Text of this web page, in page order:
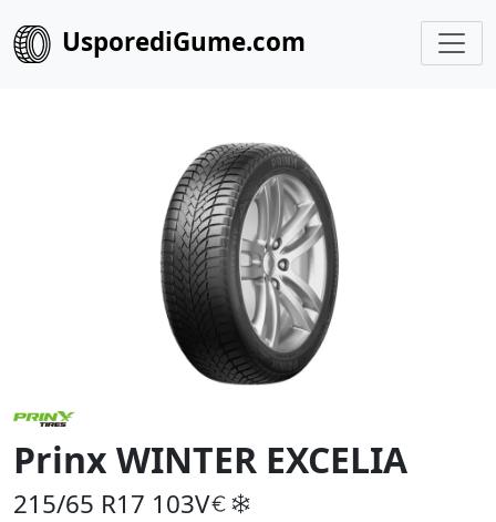
UsporediGume.com
Prinx WINTER EXCELIA
215/65 R17 103V